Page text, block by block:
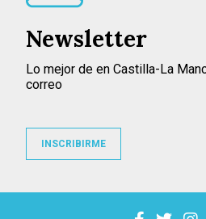
Newsletter
Lo mejor de en Castilla-La
correo
INSCRIBIRME